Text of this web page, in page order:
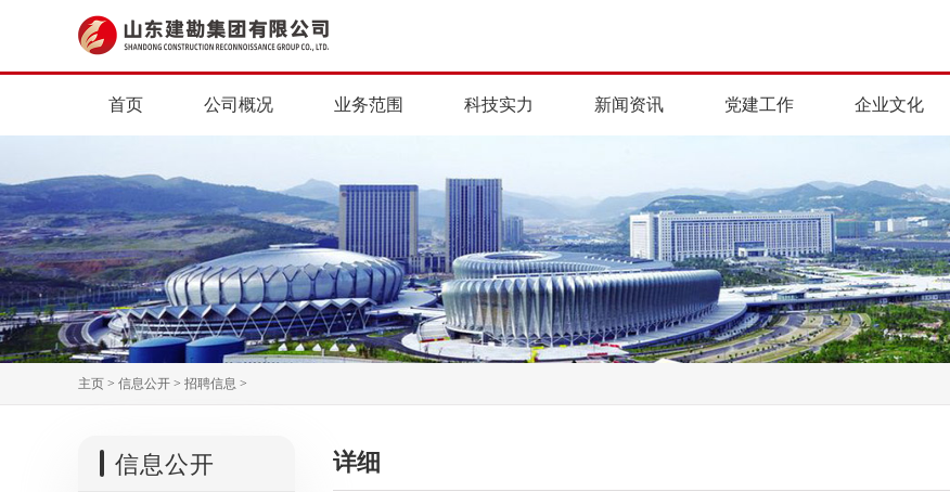
首页 公司概况 业务范围 科技实力 新闻资讯 党建工作 企业文化
主页 > 信息公开 > 招聘信息 >
信息公开 详细